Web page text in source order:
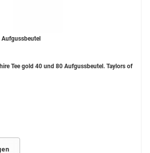
Aufgussbeutel
Tee gold 40 und 80 Aufgussbeutel. Taylors of